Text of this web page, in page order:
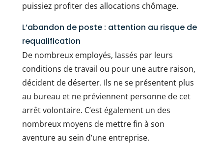
puissiez profiter des allocations chômage.
L’abandon de poste : attention au risque de
requalification
De nombreux employés, lassés par leurs
conditions de travail ou pour une autre raison,
décident de déserter. Ils ne se présentent plus
au bureau et ne préviennent personne de cet
arrêt volontaire. C’est également un des
nombreux moyens de mettre fin à son
aventure au sein d’une entreprise.